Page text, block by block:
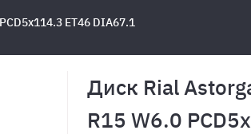
ET46 DIA67.1
Диск Rial
R15 W6.0